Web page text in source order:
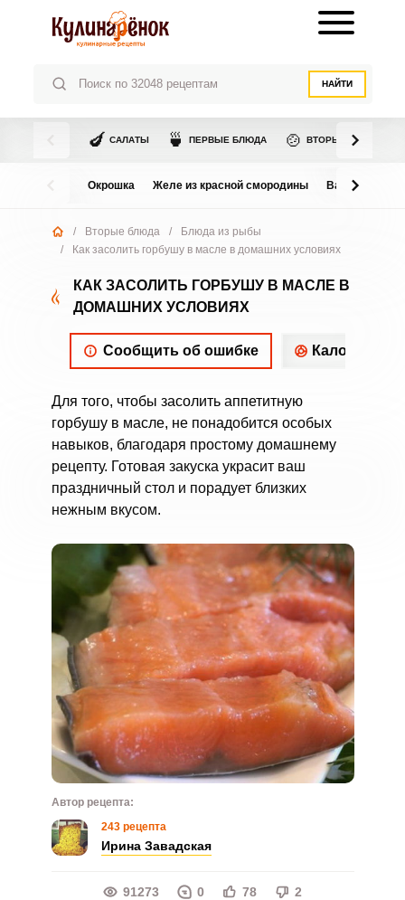
НАЙТИ
🍆 САЛАТЫ 🍵 ПЕРВЫЕ БЛЮДА 🍲 ВТОРЫЕ БЛЮДА
Окрошка Желе из красной смородины Варенье из
/ Вторые блюда /
Блюда из рыбы
/
Как засолить горбушу в масле в домашних условиях
КАК ЗАСОЛИТЬ ГОРБУШУ В МАСЛЕ В
ДОМАШНИХ УСЛОВИЯХ
Сообщить об ошибке
Для того, чтобы засолить аппетитную
горбушу в масле, не понадобится особых
навыков, благодаря простому домашнему
рецепту. Готовая закуска украсит ваш
праздничный стол и порадует близких
нежным вкусом.
Автор рецепта:
243 рецепта
Ирина Завадская
91273 0 78 2